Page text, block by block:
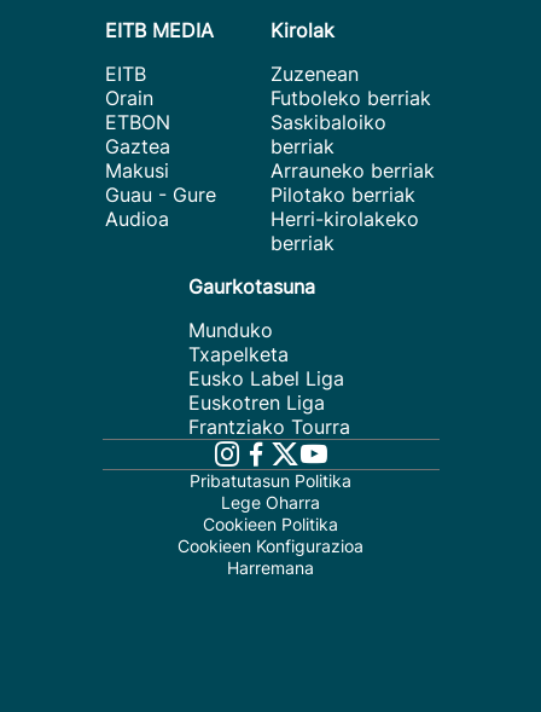
EITB MEDIA
EITB
Orain
ETBON
Gaztea
Makusi
Guau - Gure
Audioa
Kirolak
Zuzenean
Futboleko berriak
Saskibaloiko
berriak
Arrauneko berriak
Pilotako berriak
Herri-kirolakeko
berriak
Gaurkotasuna
Munduko
Txapelketa
Eusko Label Liga
Euskotren Liga
Frantziako Tourra
Pribatutasun Politika
Lege Oharra
Cookieen Politika
Cookieen Konfigurazioa
Harremana